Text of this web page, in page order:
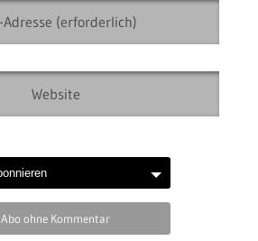
Abo ohne Kommentar